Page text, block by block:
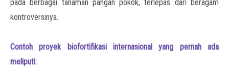
pada berbagai tanaman pangan pokok, terlepas dari beragam
kontroversinya.
Contoh proyek biofortifikasi internasional yang pernah ada
meliputi: